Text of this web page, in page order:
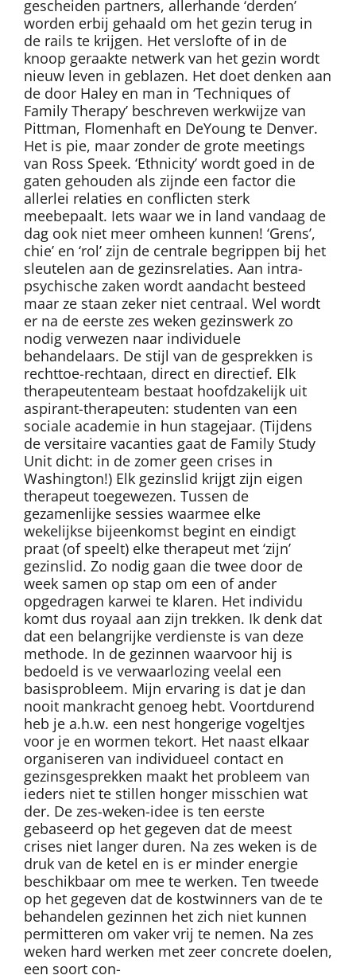
gescheiden partners, allerhande ‘derden’
worden erbij gehaald om het gezin terug in
de rails te krijgen. Het verslofte of in de
knoop geraakte netwerk van het gezin wordt
nieuw leven in geblazen. Het doet denken aan
de door Haley en man in ‘Techniques of
Family Therapy’ beschreven werkwijze van
Pittman, Flomenhaft en DeYoung te Denver.
Het is pie, maar zonder de grote meetings
van Ross Speek. ‘Ethnicity’ wordt goed in de
gaten gehouden als zijnde een factor die
allerlei relaties en conflicten sterk
meebepaalt. Iets waar we in land vandaag de
dag ook niet meer omheen kunnen! ‘Grens’,
chie’ en ‘rol’ zijn de centrale begrippen bij het
sleutelen aan de gezinsrelaties. Aan intra-
psychische zaken wordt aandacht besteed
maar ze staan zeker niet centraal. Wel wordt
er na de eerste zes weken gezinswerk zo
nodig verwezen naar individuele
behandelaars. De stijl van de gesprekken is
rechttoe-rechtaan, direct en directief. Elk
therapeutenteam bestaat hoofdzakelijk uit
aspirant-therapeuten: studenten van een
sociale academie in hun stagejaar. (Tijdens
de versitaire vacanties gaat de Family Study
Unit dicht: in de zomer geen crises in
Washington!) Elk gezinslid krijgt zijn eigen
therapeut toegewezen. Tussen de
gezamenlijke sessies waarmee elke
wekelijkse bijeenkomst begint en eindigt
praat (of speelt) elke therapeut met ‘zijn’
gezinslid. Zo nodig gaan die twee door de
week samen op stap om een of ander
opgedragen karwei te klaren. Het individu
komt dus royaal aan zijn trekken. Ik denk dat
dat een belangrijke verdienste is van deze
methode. In de gezinnen waarvoor hij is
bedoeld is ve verwaarlozing veelal een
basisprobleem. Mijn ervaring is dat je dan
nooit mankracht genoeg hebt. Voortdurend
heb je a.h.w. een nest hongerige vogeltjes
voor je en wormen tekort. Het naast elkaar
organiseren van individueel contact en
gezinsgesprekken maakt het probleem van
ieders niet te stillen honger misschien wat
der. De zes-weken-idee is ten eerste
gebaseerd op het gegeven dat de meest
crises niet langer duren. Na zes weken is de
druk van de ketel en is er minder energie
beschikbaar om mee te werken. Ten tweede
op het gegeven dat de kostwinners van de te
behandelen gezinnen het zich niet kunnen
permitteren om vaker vrij te nemen. Na zes
weken hard werken met zeer concrete doelen,
een soort con-